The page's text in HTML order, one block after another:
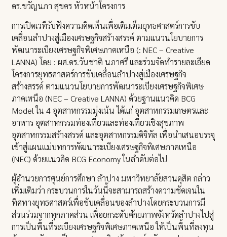
ดร.ขวัญนภา สุขคร หัวหน้าโครงการ
การเปิดเวทีรับฟังความคิดเห็นเพื่อเติมเต็มยุทธศาสตร์การขับ
เคลื่อนลำปางสู่เมืองเศรษฐกิจสร้างสรรค์ ตามแนวนโยบายการ
พัฒนาระเบียงเศรษฐกิจพิเศษภาคเหนือ (: NEC – Creative
LANNA) โดย : ผศ.ดร.วันชาติ นภาศรี และร่วมจัดทำรายละเอียด
โครงการยุทธศาสตร์การขับเคลื่อนลำปางสู่เมืองเศรษฐกิจ
สร้างสรรค์ ตามแนวนโยบายการพัฒนาระเบียงเศรษฐกิจพิเศษ
ภาคเหนือ (NEC – Creative LANNA) ด้วยฐานแนวคิด BCG
Model ใน 4 อุตสาหกรรมมุ่งเน้น ได้แก่ อุตสาหกรรมเกษตรและ
อาหาร อุตสาหกรรมท่องเที่ยวและท่องเที่ยวเชิงสุขภาพ
อุตสาหกรรมสร้างสรรค์ และอุตสาหกรรมดิจิทัล เพื่อนำเสนอบรรจุ
เข้าสู่แผนแม่บทการพัฒนาระเบียงเศรษฐกิจพิเศษภาคเหนือ
(NEC) ด้วยแนวคิด BCG Economy ในลำดับต่อไป
ผู้อำนวยการศูนย์การศึกษา ลำปาง มหาวิทยาลัยสวนดุสิต กล่าว
เพิ่มเติมว่า กระบวนการในวันนี้จะสามารถสร้างความชัดเจนใน
ทิศทางยุทธศาสตร์เพื่อขับเคลื่อนของลำปางโดยกระบวนการมี
ส่วนร่วมจากทุกภาคส่วน เพื่อยกระดับศักยภาพจังหวัดลำปางไปสู่
การเป็นพื้นที่ระเบียงเศรษฐกิจพิเศษภาคเหนือ ให้เป็นพื้นที่ลงทุน